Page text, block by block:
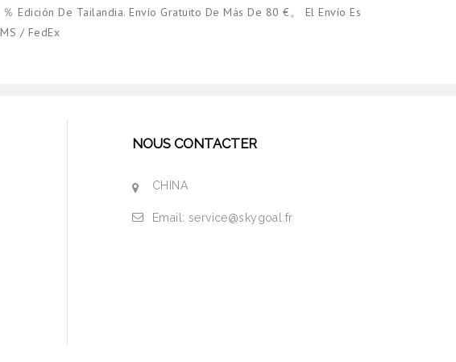
Edición De Tailandia. Envío Gratuito De Más De 80 €。 El Envío Es
/ FedEx
NOUS CONTACTER
CHINA
Email: service@skygoal.fr